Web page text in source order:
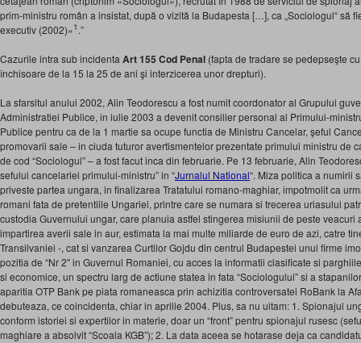
prim-ministru român a insistat, după o vizită la Budapesta […], ca „Sociologul“ să
executiv (2002)»1 .”
Cazurile intra sub incidenta Art 155 Cod Penal (fapta de tradare se pedepseşte
închisoare de la 15 la 25 de ani şi interzicerea unor drepturi).
La sfarsitul anului 2002, Alin Teodorescu a fost numit coordonator al Grupului
Administratiei Publice, in iulie 2003 a devenit consilier personal al Primului-
Publice pentru ca de la 1 martie sa ocupe functia de Ministru Cancelar, şeful
promovarii sale – in ciuda tuturor avertismentelor prezentate primului ministru de
de cod “Sociologul” – a fost facut inca din februarie. Pe 13 februarie, Alin
sefului cancelariei primului-ministru” in “Jurnalul National“. Miza politica a numirii
priveste partea ungara, in finalizarea Tratatului romano-maghiar, impotmolit ca
romani fata de pretentiile Ungariei, printre care se numara si trecerea uriasului
custodia Guvernului ungar, care planuia astfel stingerea misiunii de peste veacuri
impartirea averii sale in aur, estimata la mai multe miliarde de euro de azi, catre
Transilvaniei -, cat si vanzarea Curtilor Gojdu din centrul Budapestei unui firme
pozitia de “Nr 2″ in Guvernul Romaniei, cu acces la informatii clasificate si
si economice, un spectru larg de actiune statea in fata “Sociologului” si a
aparitia OTP Bank pe piata romaneasca prin achizitia controversatei RoBank la
debuteaza, ce coincidenta, chiar in aprilie 2004. Plus, sa nu uitam: 1. Spionajul
conform istoriei si expertilor in materie, doar un “front” pentru spionajul rusesc
maghiare a absolvit “Scoala KGB”); 2. La data aceea se hotarase deja ca